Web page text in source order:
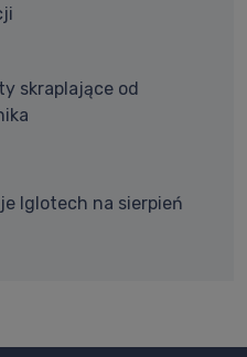
skraplające od
Iglotech na sierpień